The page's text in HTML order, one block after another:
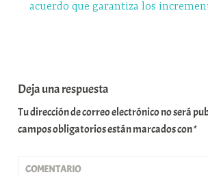
acuerdo que garantiza los
Deja una respuesta
Tu dirección de correo electrónico no será
campos obligatorios están marcados con*
COMENTARIO